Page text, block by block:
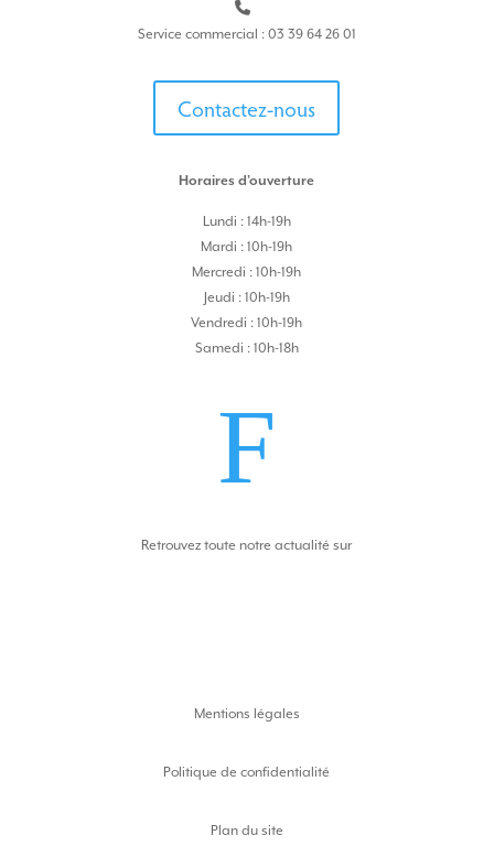
Service commercial : 03 39 64 26 01
Contactez-nous
Horaires d’ouverture
Lundi : 14h-19h
Mardi : 10h-19h
Mercredi : 10h-19h
Jeudi : 10h-19h
Vendredi : 10h-19h
Samedi : 10h-18h
F
Retrouvez toute notre actualité sur
Mentions légales
Politique de confidentialité
Plan du site